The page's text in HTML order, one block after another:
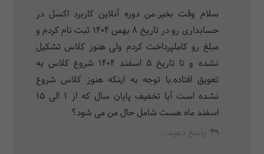
سلام وقت بخیر.من دوره آنلاین کاربرد اکسل در
حسابداری رو در تاریخ 8 بهمن 1404 ثبت نام کردم و
مبلغ رو کاملپرداخت کردم ولی هنوز کلاس تشکیل
نشده و تا تاریخ 5 اسفند 1404 شروع کلاس به
تعویق افتاده.با توجه به اینکه هنوز کلاس شروع
نشده است آیا تخفیف پایان سال که از 1 الی 15
اسفند ماه هست شامل حال من می شود؟
پاسخ دهید...